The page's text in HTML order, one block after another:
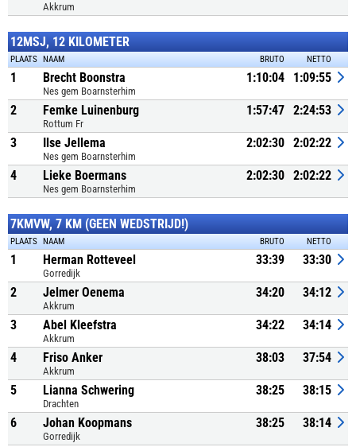
Akkrum
12MSJ, 12 KILOMETER
PLAATS NAAM BRUTO NETTO
1 Brecht Boonstra
Nes gem Boarnsterhim
1:10:04 1:09:55
2 Femke Luinenburg
Rottum Fr
1:57:47 2:24:53
3 Ilse Jellema
Nes gem Boarnsterhim
2:02:30 2:02:22
4 Lieke Boermans
Nes gem Boarnsterhim
2:02:30 2:02:22
7KMVW, 7 KM (GEEN WEDSTRIJD!)
PLAATS NAAM BRUTO NETTO
1 Herman Rotteveel
Gorredijk
33:39 33:30
2 Jelmer Oenema
Akkrum
34:20 34:12
3 Abel Kleefstra
Akkrum
34:22 34:14
4 Friso Anker
Akkrum
38:03 37:54
5 Lianna Schwering
Drachten
38:25 38:15
6 Johan Koopmans
Gorredijk
38:25 38:14